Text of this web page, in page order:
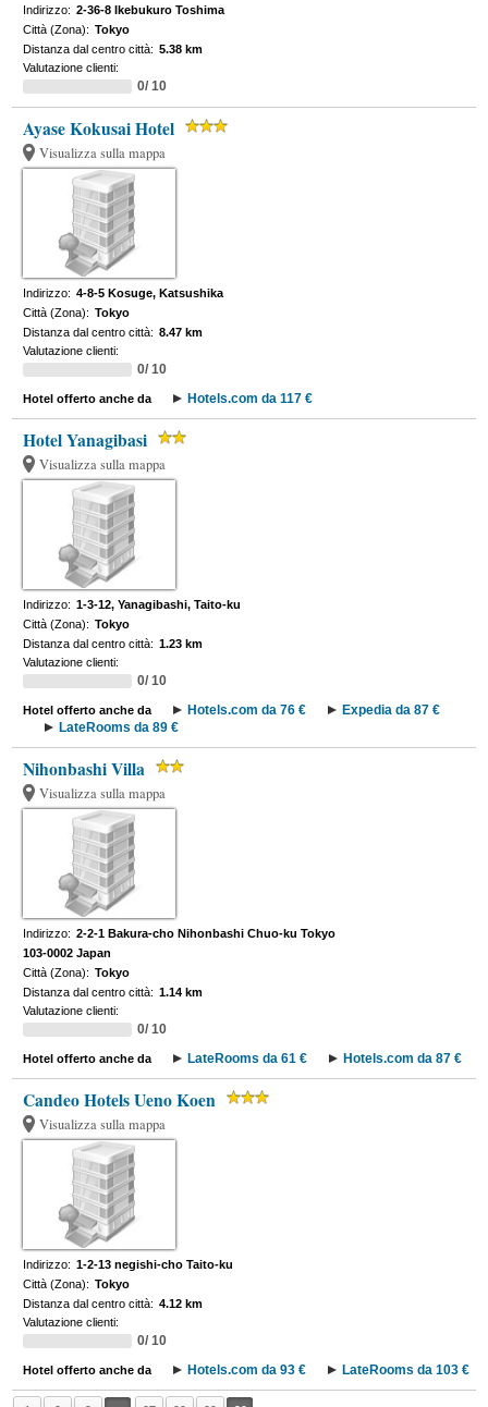
Indirizzo: 2-36-8 Ikebukuro Toshima
Città (Zona): Tokyo
Distanza dal centro città: 5.38 km
Valutazione clienti:
0/ 10
Ayase Kokusai Hotel
Visualizza sulla mappa
Indirizzo: 4-8-5 Kosuge, Katsushika
Città (Zona): Tokyo
Distanza dal centro città: 8.47 km
Valutazione clienti:
0/ 10
Hotel offerto anche da Hotels.com da 117 €
Hotel Yanagibasi
Visualizza sulla mappa
Indirizzo: 1-3-12, Yanagibashi, Taito-ku
Città (Zona): Tokyo
Distanza dal centro città: 1.23 km
Valutazione clienti:
0/ 10
Hotel offerto anche da Hotels.com da 76 €
Expedia da 87 €
LateRooms da 89 €
Nihonbashi Villa
Visualizza sulla mappa
Indirizzo: 2-2-1 Bakura-cho Nihonbashi Chuo-ku Tokyo
103-0002 Japan
Città (Zona): Tokyo
Distanza dal centro città: 1.14 km
Valutazione clienti:
0/ 10
Hotel offerto anche da LateRooms da 61 € Hotels.com da 87 €
Candeo Hotels Ueno Koen
Visualizza sulla mappa
Indirizzo: 1-2-13 negishi-cho Taito-ku
Città (Zona): Tokyo
Distanza dal centro città: 4.12 km
Valutazione clienti:
0/ 10
Hotel offerto anche da Hotels.com da 93 € LateRooms da 103 €